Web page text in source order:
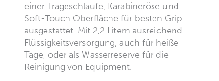
einer Trageschlaufe, Karabineröse und
Soft-Touch Oberfläche für besten Grip
ausgestattet. Mit 2,2 Litern ausreichend
Flüssigkeitsversorgung, auch für heiße
Tage, oder als Wasserreserve für die
Reinigung von Equipment.